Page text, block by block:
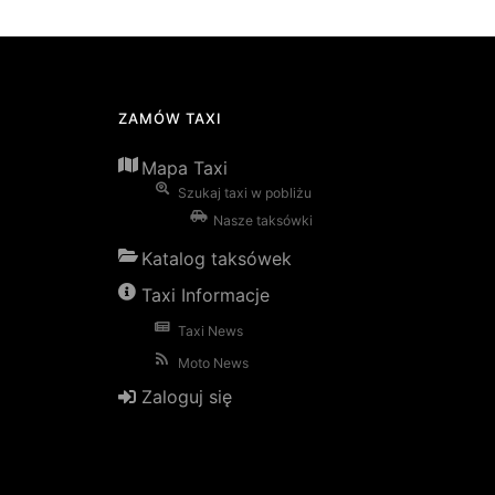
ZAMÓW TAXI
Mapa Taxi
Szukaj taxi w pobliżu
Nasze taksówki
Katalog taksówek
Taxi Informacje
Taxi News
Moto News
Zaloguj się